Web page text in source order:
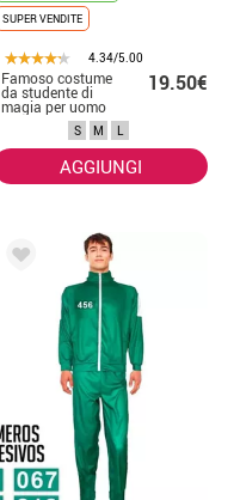
SUPER VENDITE
4.34/5.00
Famoso costume
da studente di
magia per uomo
19.50€
S M L
AGGIUNGI